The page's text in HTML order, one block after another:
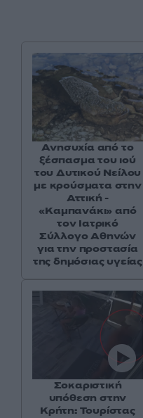
Ανησυχία από το
ξέσπασμα του ιού
του Δυτικού Νείλου
με κρούσματα στην
Αττική -
«Καμπανάκι» από
τον Ιατρικό
Σύλλογο Αθηνών
για την προστασία
της δημόσιας υγείας
Σοκαριστική
υπόθεση στην
Κρήτη: Τουρίστας